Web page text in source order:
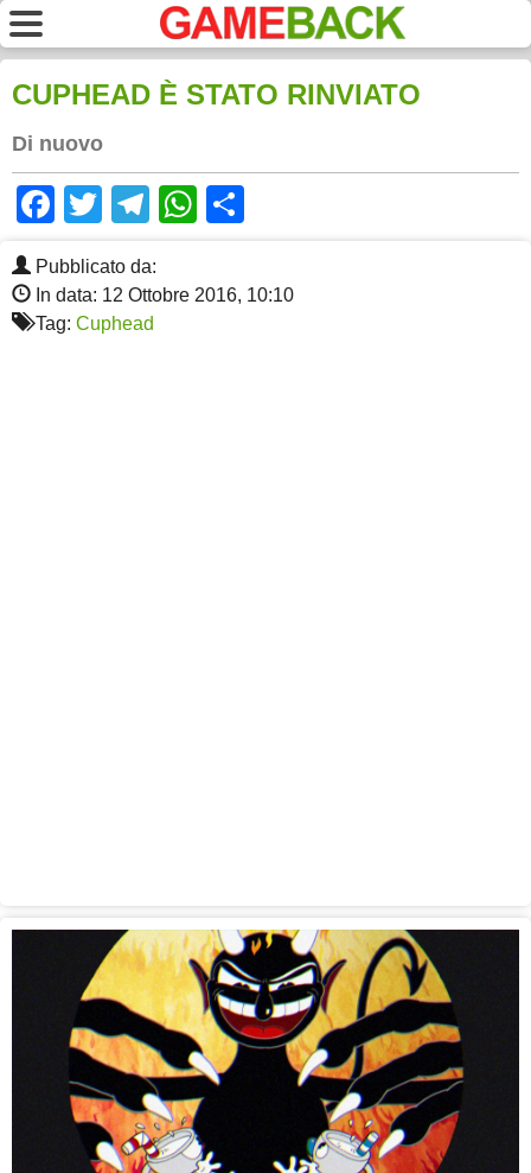
CUPHEAD È STATO RINVIATO
Di nuovo
Facebook
TwitterTelegram
WhatsApp
Pubblicato da:
In data: 12 Ottobre 2016, 10:10
Tag: Cuphead